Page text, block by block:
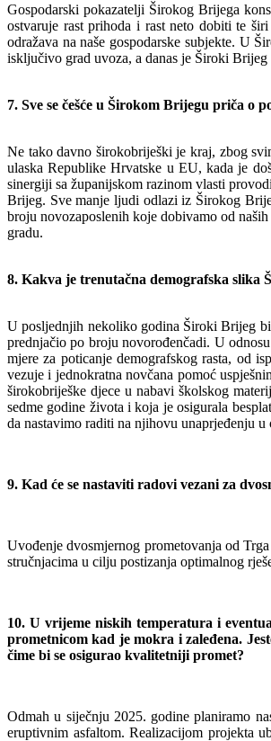
Gospodarski pokazatelji Širokog Brijega
ostvaruje rast prihoda i rast neto dobiti te
odražava na naše gospodarske subjekte. U
isključivo grad uvoza, a danas je Široki
7. Sve se češće u Širokom Brijegu priča o
Ne tako davno širokobriješki je kraj, zbog
ulaska Republike Hrvatske u EU, kada je
sinergiji sa županijskom razinom vlasti
Brijeg. Sve manje ljudi odlazi iz Širokog
broju novozaposlenih koje dobivamo od
gradu.
8. Kakva je trenutačna demografska slika
U posljednjih nekoliko godina Široki Brijeg
prednjačio po broju novorođenčadi. U
mjere za poticanje demografskog rasta, od
vezuje i jednokratna novčana pomoć
širokobriješke djece u nabavi školskog
sedme godine života i koja je osigurala
da nastavimo raditi na njihovu unaprjeđenju
9. Kad će se nastaviti radovi vezani za
Uvođenje dvosmjernog prometovanja od
stručnjacima u cilju postizanja optimalnog
10. U vrijeme niskih temperatura i
prometnicom kad je mokra i zaleđena.
čime bi se osigurao kvalitetniji promet?
Odmah u siječnju 2025. godine planiramo
eruptivnim asfaltom. Realizacijom projekta